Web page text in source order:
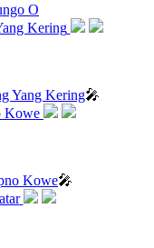
O
Yang Kering🎤
Kowe🎤